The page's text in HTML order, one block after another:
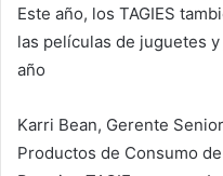
Este año, los TAGIES
las películas de juguetes
año
Karri Bean, Gerente
Productos de Consumo